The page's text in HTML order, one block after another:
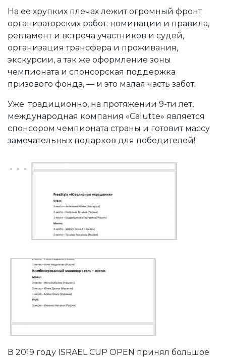
На ее хрупких плечах лежит огромный фронт
организаторских работ: номинации и правила,
регламент и встреча участников и судей,
организация трансфера и проживания,
экскурсии, а так же оформление зоны
чемпионата и спонсорская поддержка
призового фонда, — и это малая часть забот.
Уже традиционно, на протяжении 9-ти лет,
международная компания «Calutte» является
спонсором чемпионата страны и готовит массу
замечательных подарков для победителей!
В 2019 году ISRAEL CUP OPEN принял большое